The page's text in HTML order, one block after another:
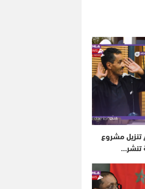
تنزيل مشروع
تنشر…